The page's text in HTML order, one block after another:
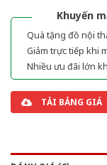
Khuyến
Quà tặng đồ nội
Giảm trực tiếp khi
Nhiều ưu đãi lớn
TẢI BẢNG GIÁ